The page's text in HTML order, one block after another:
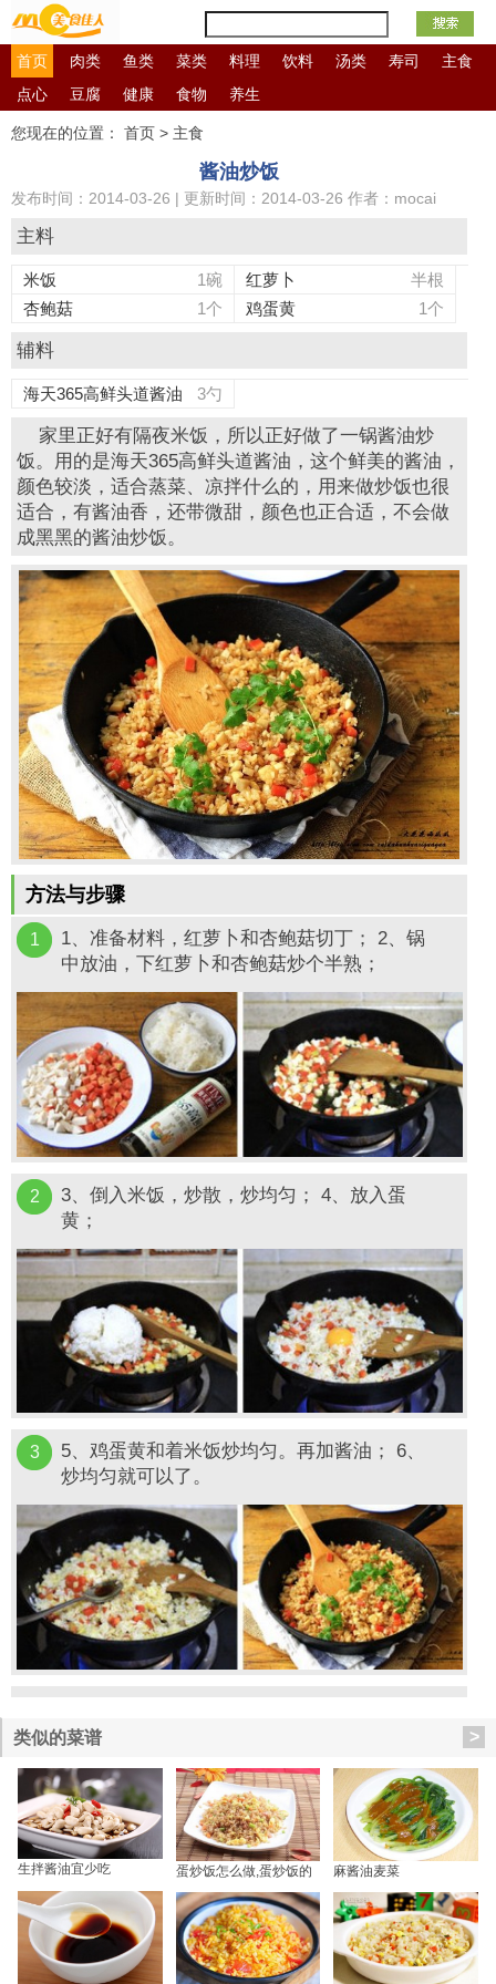
首页 肉类 鱼类 菜类 料理 饮料 汤类 寿司
主食
点心
豆腐 健康
食物
营养
信息
库
养生
您现在的位置： 首页 > 主食
酱油炒饭
发布时间：2014-03-26 | 更新时间：2014-03-26 作者：mocai
主料
1碗
米饭 半根
红萝卜
1个
杏鲍菇 1个
鸡蛋黄
辅料
3勺
海天365高鲜头道酱油
家里正好有隔夜米饭，所以正好做了一锅酱油炒
饭。用的是海天365高鲜头道酱油，这个鲜美的酱油，
颜色较淡，适合蒸菜、凉拌什么的，用来做炒饭也很
适合，有酱油香，还带微甜，颜色也正合适，不会做
成黑黑的酱油炒饭。
方法与步骤
1
1、准备材料，红萝卜和杏鲍菇切丁； 2、锅
中放油，下红萝卜和杏鲍菇炒个半熟；
2
3、倒入米饭，炒散，炒均匀； 4、放入蛋
黄；
3
5、鸡蛋黄和着米饭炒均匀。再加酱油； 6、
炒均匀就可以了。
>
类似的菜谱
生拌酱油宜少吃 蛋炒饭怎么做,蛋炒饭的 麻酱油麦菜